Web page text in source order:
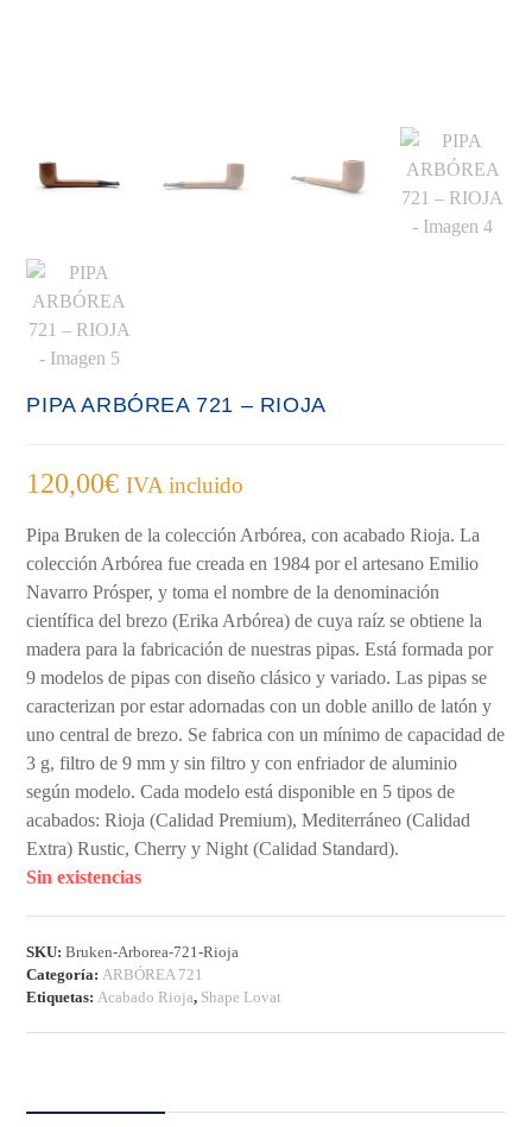
PIPA ARBÓREA 721 – RIOJA
120,00€ IVA incluido
Pipa Bruken de la colección Arbórea, con acabado Rioja. La
colección Arbórea fue creada en 1984 por el artesano Emilio
Navarro Prósper, y toma el nombre de la denominación
científica del brezo (Erika Arbórea) de cuya raíz se obtiene la
madera para la fabricación de nuestras pipas. Está formada por
9 modelos de pipas con diseño clásico y variado. Las pipas se
caracterizan por estar adornadas con un doble anillo de latón y
uno central de brezo. Se fabrica con un mínimo de capacidad de
3 g, filtro de 9 mm y sin filtro y con enfriador de aluminio
según modelo. Cada modelo está disponible en 5 tipos de
acabados: Rioja (Calidad Premium), Mediterráneo (Calidad
Extra) Rustic, Cherry y Night (Calidad Standard).
Sin existencias
SKU:Bruken-Arborea-721-Rioja
Categoría:ARBÓREA 721
Etiquetas:Acabado Rioja, Shape Lovat